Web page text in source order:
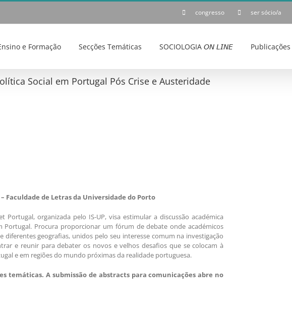
congresso ser sócio/a
e Formação Secções Temáticas SOCIOLOGIA 𝘖𝘕 𝘓𝘐𝘕𝘌 Publicações
Social em Portugal Pós Crise e Austeridade
– Faculdade de Letras da Universidade do Porto
Portugal, organizada pelo IS-UP, visa estimular a discussão académica
Procura proporcionar um fórum de debate onde académicos
diferentes geografias, unidos pelo seu interesse comum na investigação
e reunir para debater os novos e velhos desafios que se colocam à
e em regiões do mundo próximas da realidade portuguesa.
temáticas. A submissão de abstracts para comunicações abre no